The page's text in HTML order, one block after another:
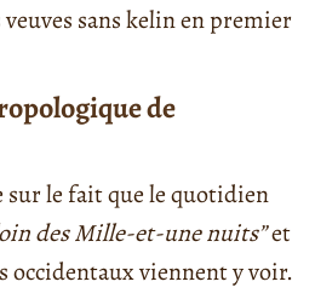
sans kelin en premier
de
le fait que le quotidien
des Mille-et-une nuits”et
occidentaux viennent y voir.